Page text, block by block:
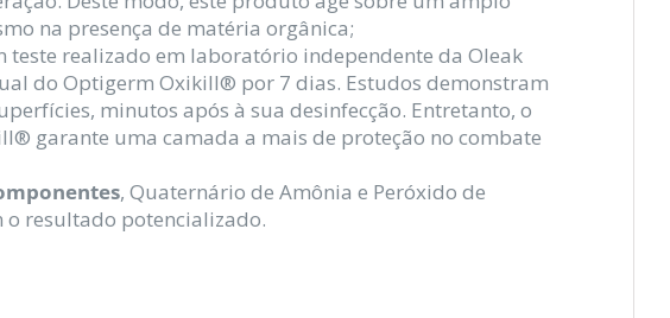
na presença de matéria orgânica;
teste realizado em laboratório independente da Oleak
do Optigerm Oxikill® por 7 dias. Estudos demonstram
minutos após à sua desinfecção. Entretanto, o
garante uma camada a mais de proteção no combate
, Quaternário de Amônia e Peróxido de
resultado potencializado.